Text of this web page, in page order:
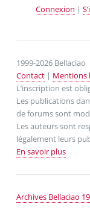
Connexion |
1999-2026 Bellaciao
Contact| Mentions
L’inscription est
Les publications
de forums sont
Les auteurs sont
légalement leurs
En savoir plus
Archives Bellaciao